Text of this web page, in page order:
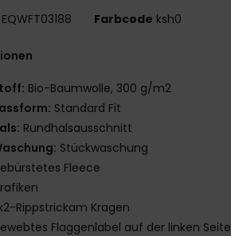
EQWFT03188 Farbcode ksh0
Bio-Baumwolle, 300 g/m2
Standard Fit
Rundhalsausschnitt
Stückwaschung
Fleece
Rippstrickam Kragen
Flaggenlabel auf der linken Seite